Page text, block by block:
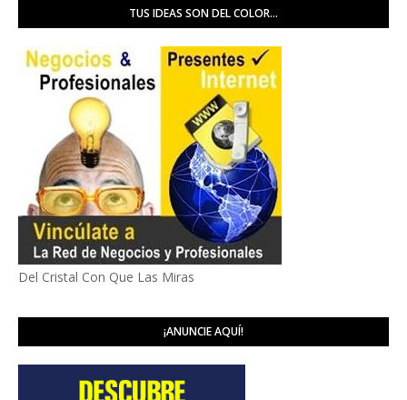
TUS IDEAS SON DEL COLOR...
Del Cristal Con Que Las Miras
¡ANUNCIE AQUÍ!